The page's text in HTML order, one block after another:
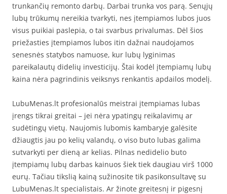
trunkančių remonto darbų. Darbai trunka vos parą. Senųjų
lubų trūkumų nereikia tvarkyti, nes įtempiamos lubos juos
visus puikiai paslepia, o tai svarbus privalumas. Dėl šios
priežasties įtempiamos lubos itin dažnai naudojamos
senesnės statybos namuose, kur lubų lyginimas
pareikalautų didelių investicijų. Štai kodėl įtempiamų lubų
kaina nėra pagrindinis veiksnys renkantis apdailos modelį.
LubuMenas.lt profesionalūs meistrai įtempiamas lubas
įrengs tikrai greitai – jei nėra ypatingų reikalavimų ar
sudėtingų vietų. Naujomis lubomis kambaryje galėsite
džiaugtis jau po kelių valandų, o viso buto lubas galima
sutvarkyti per dieną ar kelias. Pilnas nedidelio buto
įtempiamų lubų darbas kainuos šiek tiek daugiau virš 1000
eurų. Tačiau tikslią kainą sužinosite tik pasikonsultavę su
LubuMenas.lt specialistais. Ar žinote greitesnį ir pigesnį